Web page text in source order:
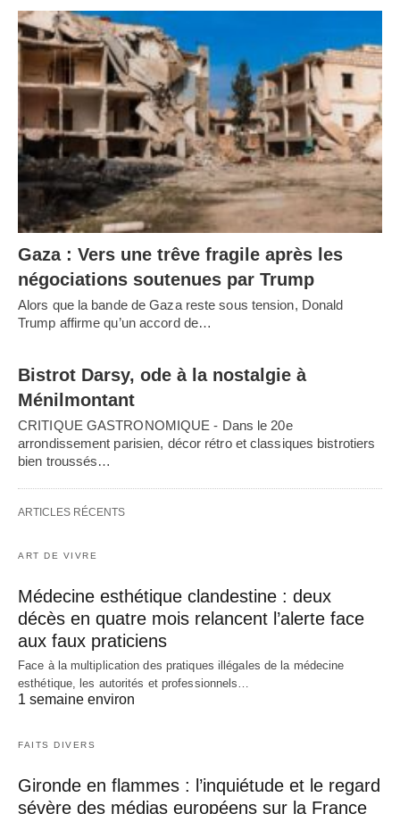
Gaza : Vers une trêve fragile après les
négociations soutenues par Trump
Alors que la bande de Gaza reste sous tension, Donald
Trump affirme qu’un accord de…
Bistrot Darsy, ode à la nostalgie à
Ménilmontant
CRITIQUE GASTRONOMIQUE - Dans le 20e
arrondissement parisien, décor rétro et classiques bistrotiers
bien troussés…
ARTICLES RÉCENTS
ART DE VIVRE
Médecine esthétique clandestine : deux
décès en quatre mois relancent l’alerte face
aux faux praticiens
Face à la multiplication des pratiques illégales de la médecine
esthétique, les autorités et professionnels…
1 semaine environ
FAITS DIVERS
Gironde en flammes : l’inquiétude et le regard
sévère des médias européens sur la France